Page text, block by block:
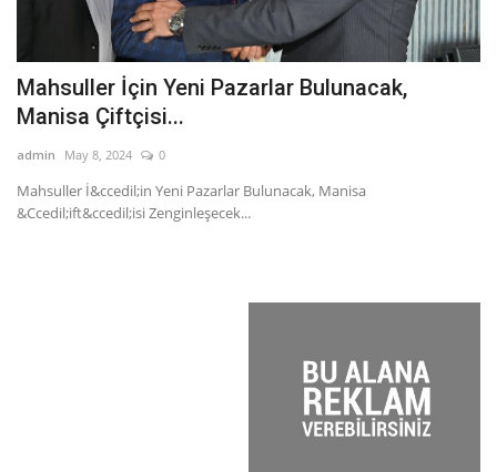
Mahsuller İçin Yeni Pazarlar Bulunacak,
Manisa Çiftçisi...
admin May 8, 2024 0
Mahsuller İ&ccedil;in Yeni Pazarlar Bulunacak, Manisa
&Ccedil;ift&ccedil;isi Zenginleşecek...